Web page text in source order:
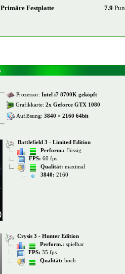
Primäre Festplatte
7.9
Prozessor: Intel i7 8700K geköpft
Grafikkarte: 2x Geforce GTX 1080
Auflösung: 3840 × 2160 64bit
Battlefield 3 - Limited Edition
Perform.: flüssig
FPS: 60 fps
Qualität: maximal
3840: 2160
Crysis 3 - Hunter Edition
Perform.: spielbar
FPS: 35 fps
Qualität: hoch